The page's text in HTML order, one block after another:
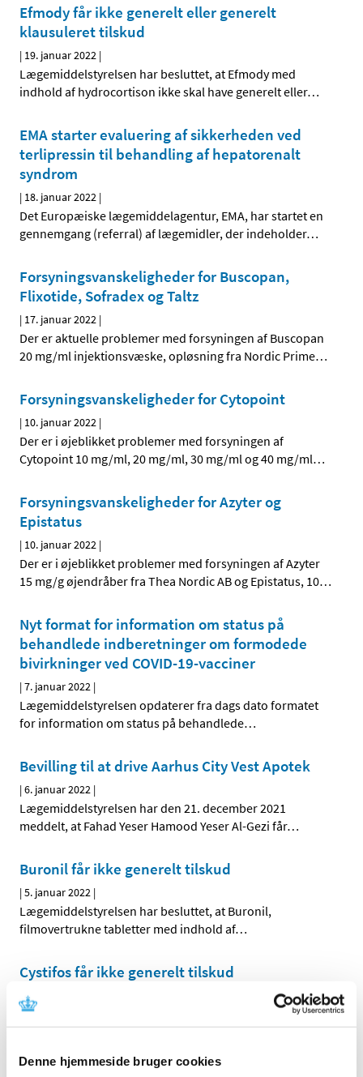
Denne hjemmeside bruger cookies
Efmody får ikke generelt eller generelt
klausuleret tilskud
| 19. januar 2022 |
Lægemiddelstyrelsen har besluttet, at Efmody med
indhold af hydrocortison ikke skal have generelt eller…
EMA starter evaluering af sikkerheden ved
terlipressin til behandling af hepatorenalt
syndrom
| 18. januar 2022 |
Det Europæiske lægemiddelagentur, EMA, har startet en
gennemgang (referral) af lægemidler, der indeholder…
Forsyningsvanskeligheder for Buscopan,
Flixotide, Sofradex og Taltz
| 17. januar 2022 |
Der er aktuelle problemer med forsyningen af Buscopan
20 mg/ml injektionsvæske, opløsning fra Nordic Prime…
Forsyningsvanskeligheder for Cytopoint
| 10. januar 2022 |
Der er i øjeblikket problemer med forsyningen af
Cytopoint 10 mg/ml, 20 mg/ml, 30 mg/ml og 40 mg/ml…
Forsyningsvanskeligheder for Azyter og
Epistatus
| 10. januar 2022 |
Der er i øjeblikket problemer med forsyningen af Azyter
15 mg/g øjendråber fra Thea Nordic AB og Epistatus, 10…
Nyt format for information om status på
behandlede indberetninger om formodede
bivirkninger ved COVID-19-vacciner
|7. januar 2022 |
Lægemiddelstyrelsen opdaterer fra dags dato formatet
for information om status på behandlede…
Bevilling til at drive Aarhus City Vest Apotek
|6. januar 2022 |
Lægemiddelstyrelsen har den 21. december 2021
meddelt, at Fahad Yeser Hamood Yeser Al-Gezi får…
Buronil får ikke generelt tilskud
|5. januar 2022 |
Lægemiddelstyrelsen har besluttet, at Buronil,
filmovertrukne tabletter med indhold af…
Cystifos får ikke generelt tilskud
5. januar 2022
Lægemiddelstyrelsen har besluttet, at Cystifos, granulat
til oral opløsning, i brev, med indhold af…